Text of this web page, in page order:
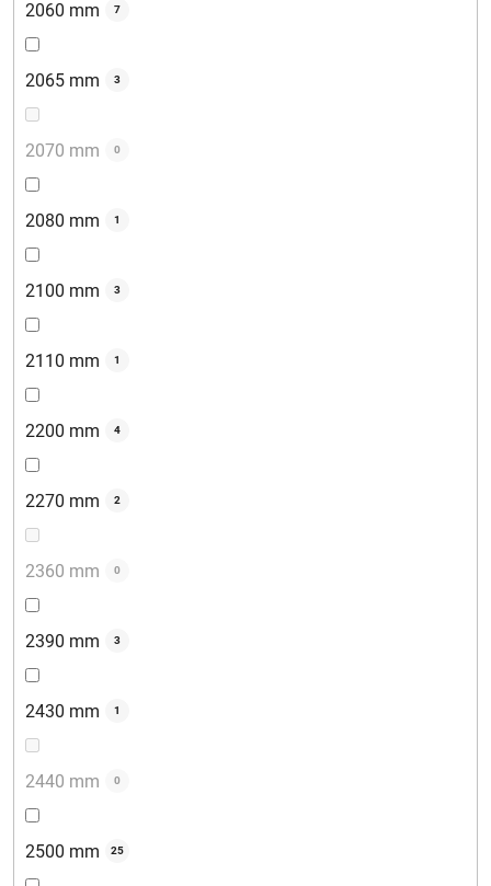
2060 mm 7
2065 mm 3
2070 mm 0
2080 mm 1
2100 mm 3
2110 mm 1
2200 mm 4
2270 mm 2
2360 mm 0
2390 mm 3
2430 mm 1
2440 mm 0
2500 mm 25